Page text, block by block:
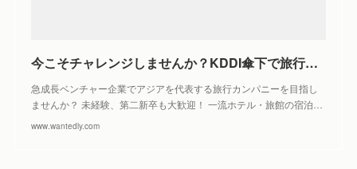
今こそチャレンジしませんか？KDDI傘下で旅行市場へ挑戦するメンバー募集！ by 株式会社Loco Partners（Relux）
急成長ベンチャー企業でアジアを代表する旅行カンパニーを目指し
ませんか？ 未経験、第二新卒も大歓迎！ 一流ホテル・旅館の宿泊…
www.wantedly.com